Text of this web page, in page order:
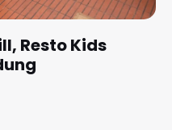
Resto Kids